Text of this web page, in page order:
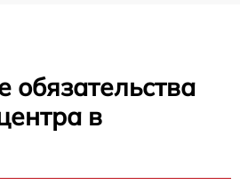
обязательства
в